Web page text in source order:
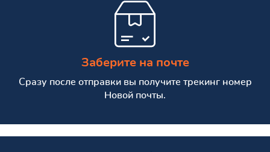
Заберите на почте
Сразу после отправки вы получите трекинг номер
Новой почты.